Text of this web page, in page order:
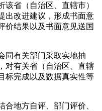
省（自治区、直辖市）
出改进建议，形成书面意
价结果以及书面意见送国
有关部门采取实地抽
对有关省（自治区、直辖
标完成以及数据真实性等
地方自评、部门评价、